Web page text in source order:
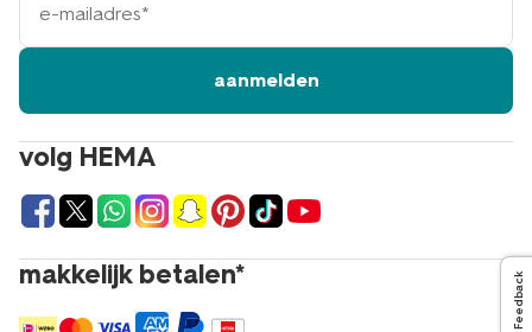
volg HEMA
makkelijk betalen*
mailadres
aanmelden
Feedback